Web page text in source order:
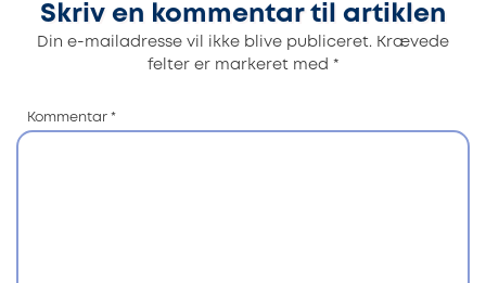
Skriv en kommentar til artiklen
Din e-mailadresse vil ikke blive publiceret. Krævede
felter er markeret med *
Kommentar *